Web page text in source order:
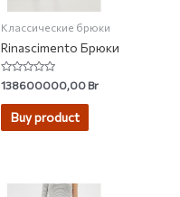
Классические брюки
Rinascimento Брюки
Rated
0
out
138600000,00Br
Buy product